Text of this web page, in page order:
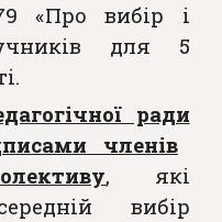
«Про вибір і
для 5
ради
членів
, які
вибір